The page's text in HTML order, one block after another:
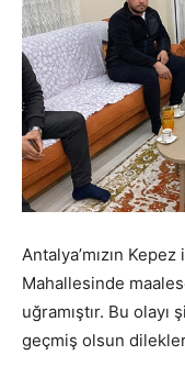
Antalya’mızın
Mahallesinde
uğramıştır. Bu
geçmiş olsun